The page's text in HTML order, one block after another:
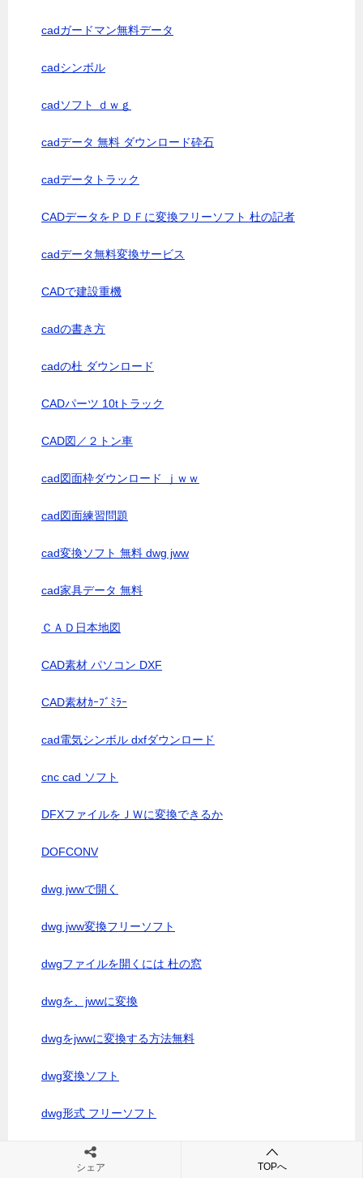
cadガードマン無料データ
cadシンボル
cadソフト ｄｗｇ
cadデータ 無料 ダウンロード砕石
cadデータトラック
CADデータをＰＤＦに変換フリーソフト 杜の記者
cadデータ無料変換サービス
CADで建設重機
cadの書き方
cadの杜 ダウンロード
CADパーツ 10tトラック
CAD図／２トン車
cad図面枠ダウンロード ｊｗｗ
cad図面練習問題
cad変換ソフト 無料 dwg jww
cad家具データ 無料
ＣＡＤ日本地図
CAD素材 パソコン DXF
CAD素材ｶｰﾌﾞﾐﾗｰ
cad電気シンボル dxfダウンロード
cnc cad ソフト
DFXファイルをＪＷに変換できるか
DOFCONV
dwg jwwで開く
dwg jww変換フリーソフト
dwgファイルを開くには 杜の窓
dwgを、jwwに変換
dwgをjwwに変換する方法無料
dwg変換ソフト
dwg形式 フリーソフト
dxf dwg フリーソフト
シェア TOPへ